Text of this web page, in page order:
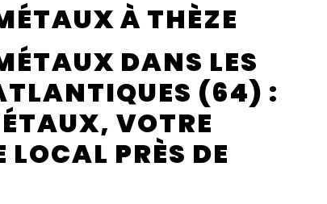
À THÈZE
DANS LES
(64) :
VOTRE
PRÈS DE